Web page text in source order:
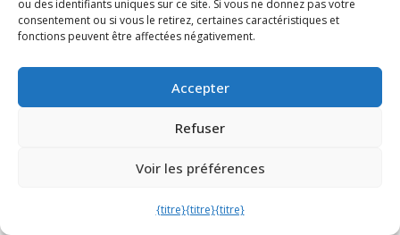
ou des identifiants uniques sur ce site. Si vous ne donnez pas votre
consentement ou si vous le retirez, certaines caractéristiques et
fonctions peuvent être affectées négativement.
Accepter
Refuser
Voir les préférences
{titre}{titre}{titre}
Wellness Sister Deluxe
à partir de€ 2.501,00hors TVA